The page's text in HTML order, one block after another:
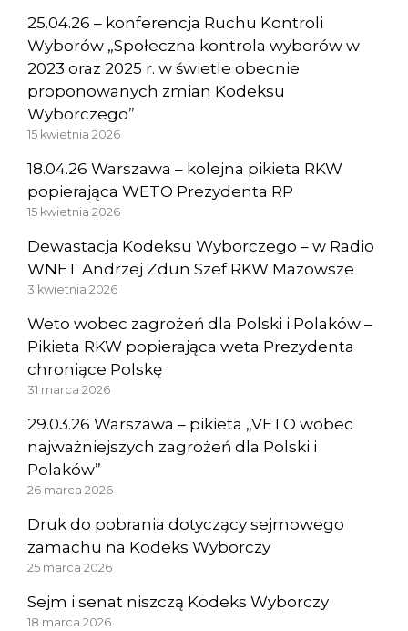
25.04.26 – konferencja Ruchu Kontroli
Wyborów „Społeczna kontrola wyborów w
2023 oraz 2025 r. w świetle obecnie
proponowanych zmian Kodeksu
Wyborczego”
15 kwietnia 2026
18.04.26 Warszawa – kolejna pikieta RKW
popierająca WETO Prezydenta RP
15 kwietnia 2026
Dewastacja Kodeksu Wyborczego – w Radio
WNET Andrzej Zdun Szef RKW Mazowsze
3 kwietnia 2026
Weto wobec zagrożeń dla Polski i Polaków –
Pikieta RKW popierająca weta Prezydenta
chroniące Polskę
31 marca 2026
29.03.26 Warszawa – pikieta „VETO wobec
najważniejszych zagrożeń dla Polski i
Polaków”
26 marca 2026
Druk do pobrania dotyczący sejmowego
zamachu na Kodeks Wyborczy
25 marca 2026
Sejm i senat niszczą Kodeks Wyborczy
18 marca 2026